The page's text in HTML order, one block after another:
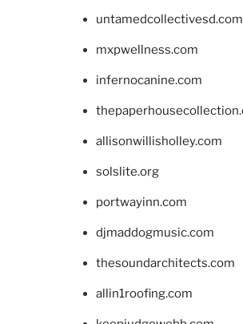
untamedcollectivesd.com
mxpwellness.com
infernocanine.com
allisonwillisholley.com
solslite.org
portwayinn.com
djmaddogmusic.com
thesoundarchitects.com
allin1roofing.com